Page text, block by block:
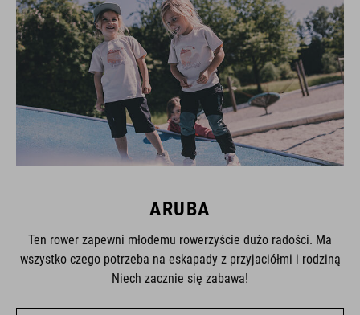
ARUBA
Ten rower zapewni młodemu rowerzyście dużo radości. Ma
wszystko czego potrzeba na eskapady z przyjaciółmi i rodziną
Niech zacznie się zabawa!